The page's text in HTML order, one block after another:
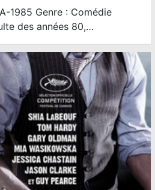
1985 Genre : Comédie
des années 80,…